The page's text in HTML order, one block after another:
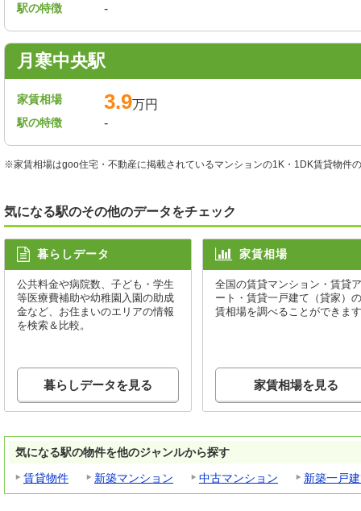
駅の特徴 -
月寒中央駅
家賃相場 3.9万円
駅の特徴 -
※家賃相場はgoo住宅・不動産に掲載されているマンションの1K・1DK賃貸物件
気になる駅のその他のデータをチェック
暮らしデータ
公共料金や病院数、子ども・学生
等医療費補助や幼稚園入園の助成
金など、お住まいのエリアの情報
を検索＆比較。
暮らしデータを見る
家賃相場
全国の賃貸マンション・賃貸
ート・賃貸一戸建て（貸家）
賃相場を調べることができま
家賃相場を見る
気になる駅の物件を他のジャンルから探す
賃貸物件
新築マンション 中古マンション 新築一戸